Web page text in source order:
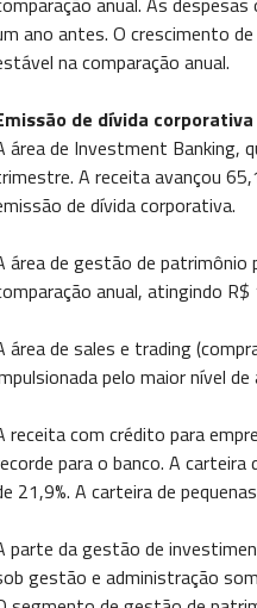
ano antes. O crescimento
na comparação anual.
de dívida
área de Investment Banking,
A receita avançou
de dívida corporativa.
área de gestão de patrimônio
anual, atingindo R$
área de sales e trading
pelo maior nível
receita com crédito para
para o banco. A
21,9%. A carteira de
parte da gestão de
gestão e administração